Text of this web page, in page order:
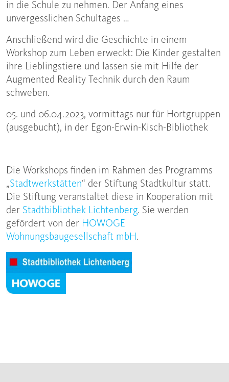
in die Schule zu nehmen. Der Anfang eines
unvergesslichen Schultages …
Anschließend wird die Geschichte in einem
Workshop zum Leben erweckt: Die Kinder gestalten
ihre Lieblingstiere und lassen sie mit Hilfe der
Augmented Reality Technik durch den Raum
schweben.
05. und 06.04.2023, vormittags nur für Hortgruppen
(ausgebucht), in der Egon-Erwin-Kisch-Bibliothek
Die Workshops finden im Rahmen des Programms
„Stadtwerkstätten“ der Stiftung Stadtkultur statt.
Die Stiftung veranstaltet diese in Kooperation mit
der Stadtbibliothek Lichtenberg. Sie werden
gefördert von der HOWOGE
Wohnungsbaugesellschaft mbH.